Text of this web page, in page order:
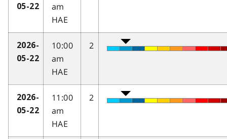
05-22
am
HAE
2026-
05-22
10:00
am
HAE
2
2026-
05-22
11:00
am
HAE
2